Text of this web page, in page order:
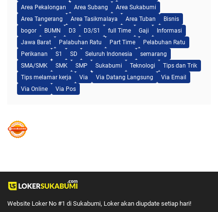
Area Pekalongan
Area Subang
Area Sukabumi
Area Tangerang
Area Tasikmalaya Area Tuban
Bisnis
bogor
BUMN D3 D3/S1 full Time Gaji
Informasi
Jawa Barat
Palabuhan Ratu Part Time
Pelabuhan Ratu
Perikanan
S1 SD Seluruh Indonesia
semarang
SMA/SMK
SMK SMP Sukabumi Teknologi
Tips dan Trik
Tips melamar kerja
Via Via Datang Langsung
Via Email
Via Online
Via Pos
Website Loker No #1 di Sukabumi, Loker akan diupdate setiap hari!